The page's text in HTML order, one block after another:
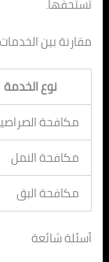
مقارنة بين
نوع الخدمة
مكافحة
مكافحة النمل
مكافحة البق
أسئلة شائعة